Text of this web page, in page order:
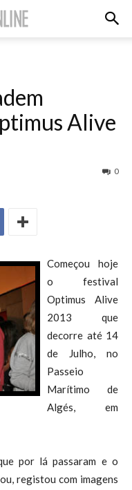
Alive
0
Começou hoje
o festival
Optimus Alive
2013 que
decorre até 14
de Julho, no
Passeio
Marítimo de
Algés, em
por lá passaram e o
registou com imagens